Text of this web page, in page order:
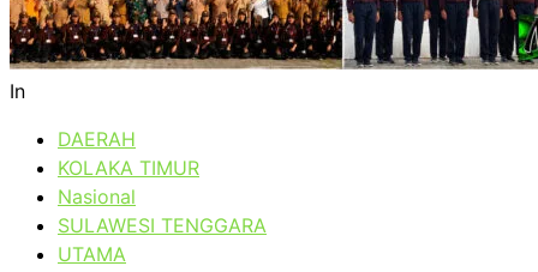
In
DAERAH
KOLAKA TIMUR
Nasional
SULAWESI TENGGARA
UTAMA